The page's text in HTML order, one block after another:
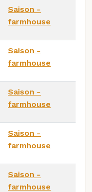
Saison -
farmhouse
Saison -
farmhouse
Saison -
farmhouse
Saison -
farmhouse
Saison -
farmhouse